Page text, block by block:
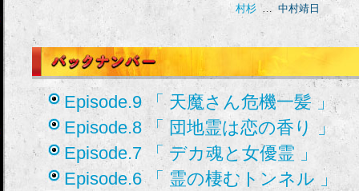
村杉
中村靖日
Episode.9 「 天魔さん危機一髪 」
Episode.8 「 団地霊は恋の香り 」
Episode.7 「 デカ魂と女優霊 」
Episode.6 「 霊の棲むトンネル 」